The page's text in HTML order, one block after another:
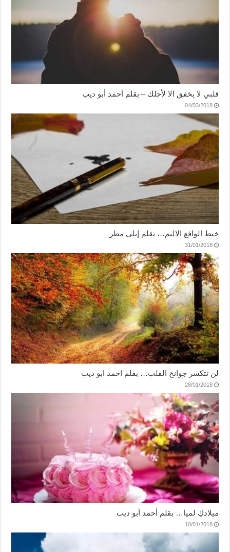
قلبي لا يخفق الا لأجلك – بقلم أحمد أبو ديب
04/03/2018
خيط الواقع الاليم… بقلم إيلي مطر
31/01/2018
لن تتكسر جوانح القلب… بقلم احمد ابو ديب
28/01/2018
ميلادكِ لميا… بقلم أحمد أبو ديب
10/01/2018